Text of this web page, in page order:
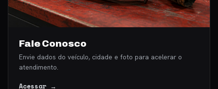
Fale Conosco
Envie dados do veículo, cidade e foto para acelerar o
atendimento.
Acessar →